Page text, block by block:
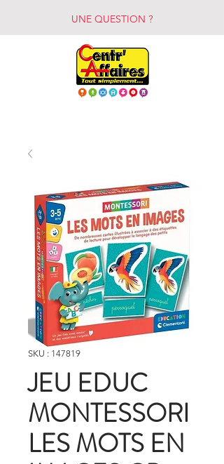
UNE QUESTION ?
SKU : 147819
JEU EDUC
MONTESSORI
LES MOTS EN